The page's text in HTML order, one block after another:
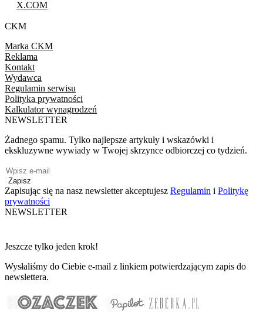
X.COM
CKM
Marka CKM
Reklama
Kontakt
Wydawca
Regulamin serwisu
Polityka prywatności
Kalkulator wynagrodzeń
NEWSLETTER
Żadnego spamu. Tylko najlepsze artykuły i wskazówki i
ekskluzywne wywiady w Twojej skrzynce odbiorczej co tydzień.
Zapisz
Zapisując się na nasz newsletter akceptujesz Regulamin i Politykę
prywatności
NEWSLETTER
Jeszcze tylko jeden krok!
Wysłaliśmy do Ciebie e-mail z linkiem potwierdzającym zapis do
newslettera.